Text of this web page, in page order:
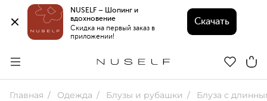
NUSELF – Шопинг и
вдохновение
Скидка на первый заказ в
приложении!
Скачать
Главная Одежда Блузы и рубашки Блуза с